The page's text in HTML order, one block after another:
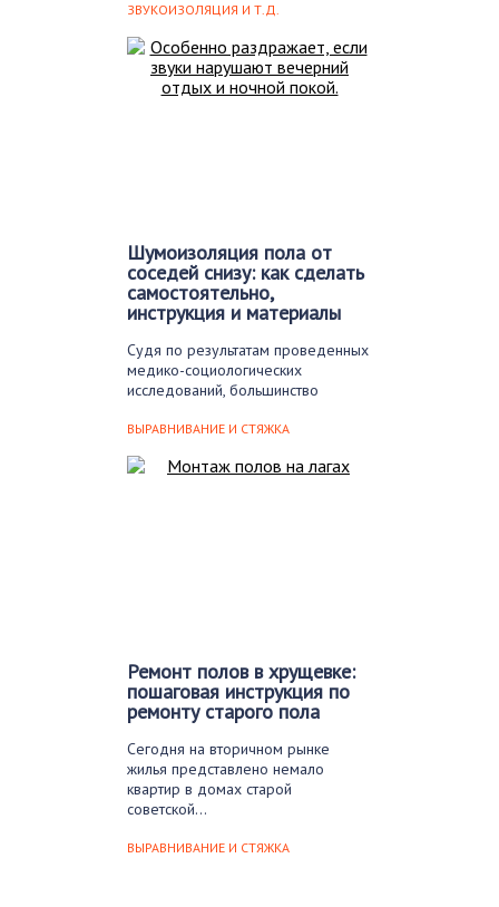
ЗВУКОИЗОЛЯЦИЯ И Т.Д.
Шумоизоляция пола от
соседей снизу: как сделать
самостоятельно,
инструкция и материалы
Судя по результатам проведенных
медико-социологических
исследований, большинство
той…
ВЫРАВНИВАНИЕ И СТЯЖКА
Ремонт полов в хрущевке:
пошаговая инструкция по
ремонту старого пола
Сегодня на вторичном рынке
жилья представлено немало
квартир в домах старой
советской…
ВЫРАВНИВАНИЕ И СТЯЖКА